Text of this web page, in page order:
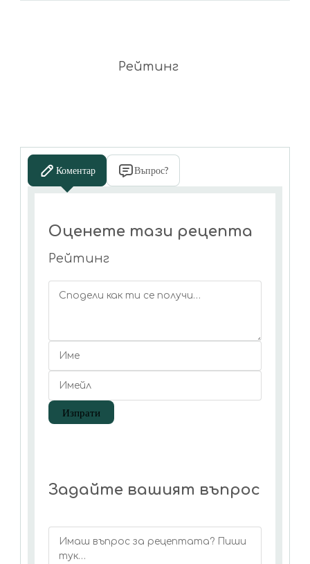
Рейтинг
Коментар Въпрос?
Оценете тази рецепта
Рейтинг
Задайте вашият въпрос